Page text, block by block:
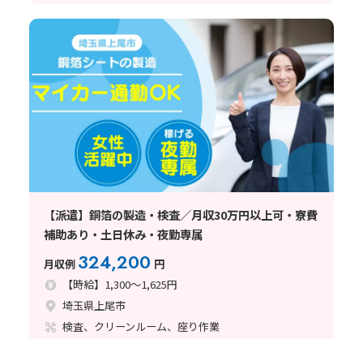
【派遣】銅箔の製造・検査／月収30万円以上可・寮費
補助あり・土日休み・夜勤専属
月収例 324,200 円
【時給】1,300～1,625円
埼玉県上尾市
検査、クリーンルーム、座り作業